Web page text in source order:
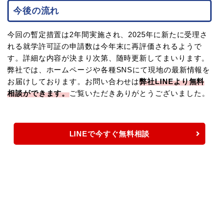
今後の流れ
今回の暫定措置は2年間実施され、2025年に新たに受理さ
れる就学許可証の申請数は今年末に再評価されるようで
す。詳細な内容が決まり次第、随時更新してまいります。
弊社では、ホームページや各種SNSにて現地の最新情報を
お届けしております。お問い合わせは弊社LINEより無料
相談ができます。ご覧いただきありがとうございました。
LINEで今すぐ無料相談